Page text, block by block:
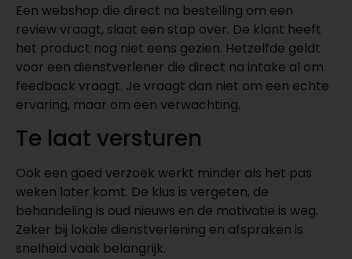
Een webshop die direct na bestelling om een
review vraagt, slaat een stap over. De klant heeft
het product nog niet eens gezien. Hetzelfde geldt
voor een dienstverlener die direct na intake al om
feedback vraagt. Je vraagt dan niet om een echte
ervaring, maar om een verwachting.
Te laat versturen
Ook een goed verzoek werkt minder als het pas
weken later komt. De klus is vergeten, de
behandeling is oud nieuws en de motivatie is weg.
Zeker bij lokale dienstverlening en afspraken is
snelheid vaak belangrijk.